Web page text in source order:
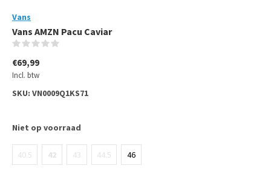
Vans
Vans AMZN Pacu Caviar
€69,99
Incl. btw
SKU: VN0009Q1KS71
Niet op voorraad
40.5 42 43 44.5 46